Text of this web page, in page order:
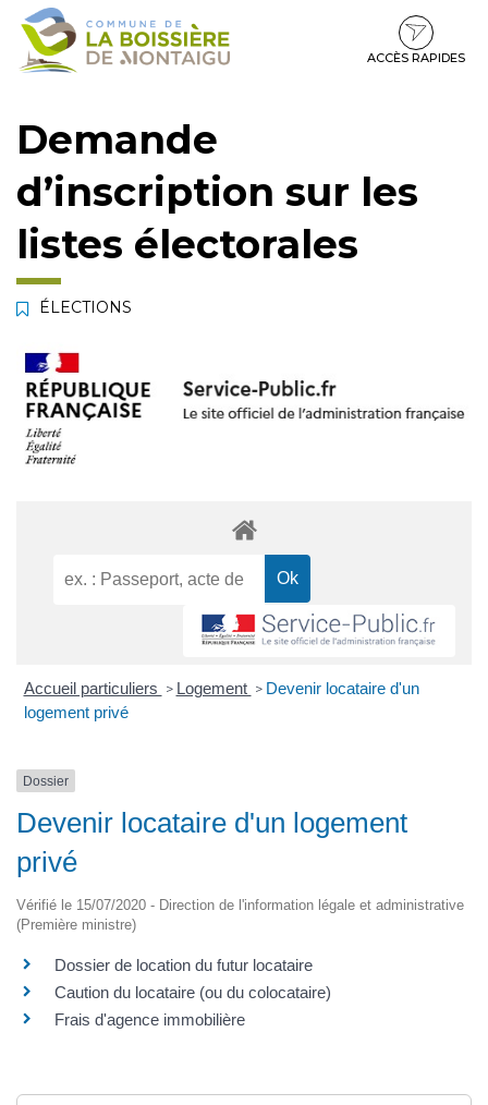
Gestion des traceurs
Aller
Aller
contenu
Aller
pied
ACCÈS RAPIDES
Demande
d’inscription sur les
listes électorales
ÉLECTIONS
Accueil particuliers > Logement > Devenir locataire d'un
logement privé
Dossier
Devenir locataire d'un logement
privé
Vérifié le 15/07/2020 - Direction de l'information légale et administrative
(Première ministre)
Dossier de location du futur locataire
Caution du locataire (ou du colocataire)
Frais d'agence immobilière